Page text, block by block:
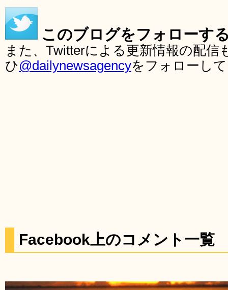
このブログをフォローす
また、Twitterによる更新情報の配
ひ@dailynewsagencyをフォローし
Facebook上のコメント一覧